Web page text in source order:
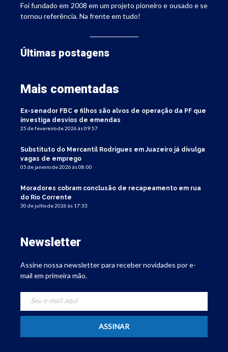
Foi fundado em 2008 em um projeto pioneiro e ousado e se
tornou referência. Na frente em tudo!
Últimas postagens
Mais comentadas
Ex-senador FBC e filhos são alvos de operação da PF que
investiga desvios de emendas
25 de fevereiro de 2026 às 09:57
Substituto do Mercantil Rodrigues em Juazeiro já divulga
vagas de emprego
05 de janeiro de 2026 às 08:00
Moradores cobram conclusão de recapeamento em rua
do Rio Corrente
30 de julho de 2026 às 17:33
Newsletter
Assine nossa newsletter para receber novidades por e-
mail em primeira mão.